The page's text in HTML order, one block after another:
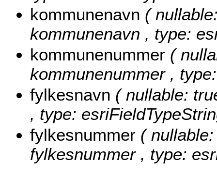
kommunenavn (
kommunenavn , type:
kommunenummer (
kommunenummer ,
fylkesnavn ( nullable:
, type:
fylkesnummer (
fylkesnummer , type: